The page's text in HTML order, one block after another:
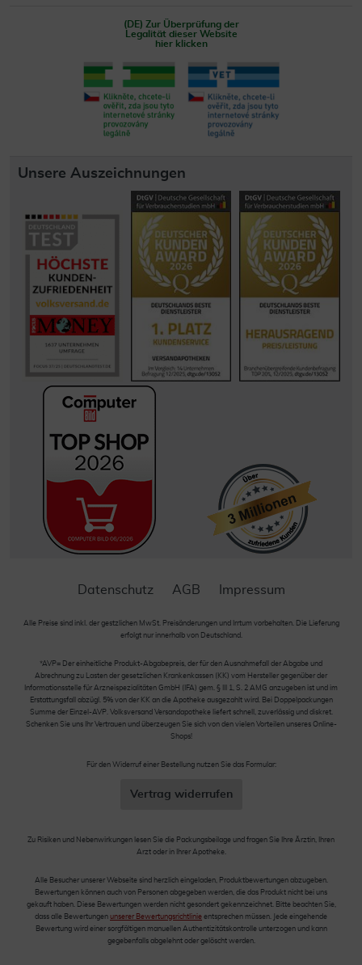
(DE) Zur Überprüfung der
Legalität dieser Website
hier klicken
Unsere Auszeichnungen
Datenschutz AGB Impressum
Alle Preise sind inkl. der gestzlichen MwSt. Preisänderungen und Irrtum vorbehalten. Die Lieferung
erfolgt nur innerhalb von Deutschland.
*AVP= Der einheitliche Produkt-Abgabepreis, der für den Ausnahmefall der Abgabe und
Abrechnung zu Lasten der gesetzlichen Krankenkassen (KK) vom Hersteller gegenüber der
Informationsstelle für Arzneispezialitäten GmbH (IFA) gem. § III 1, S. 2 AMG anzugeben ist und im
Erstattungsfall abzügl. 5% von der KK an die Apotheke ausgezahlt wird. Bei Doppelpackungen
Summe der Einzel-AVP. Volksversand Versandapotheke liefert schnell, zuverlässig und diskret.
Schenken Sie uns Ihr Vertrauen und überzeugen Sie sich von den vielen Vorteilen unseres Online-
Shops!
Für den Widerruf einer Bestellung nutzen Sie das Formular:
Vertrag widerrufen
Zu Risiken und Nebenwirkungen lesen Sie die Packungsbeilage und fragen Sie Ihre Ärztin, Ihren
Arzt oder in Ihrer Apotheke.
Alle Besucher unserer Webseite sind herzlich eingeladen, Produktbewertungen abzugeben.
Bewertungen können auch von Personen abgegeben werden, die das Produkt nicht bei uns
gekauft haben. Diese Bewertungen werden nicht gesondert gekennzeichnet. Bitte beachten Sie,
dass alle Bewertungen unserer Bewertungsrichtlinie entsprechen müssen. Jede eingehende
Bewertung wird einer sorgfältigen manuellen Authentizitätskontrolle unterzogen und kann
gegebenfalls abgelehnt oder gelöscht werden.